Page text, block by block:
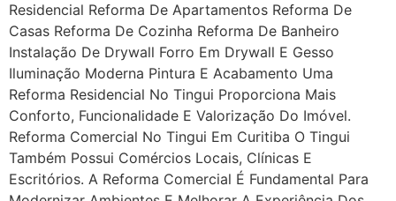
Residencial Reforma De Apartamentos Reforma De
Casas Reforma De Cozinha Reforma De Banheiro
Instalação De Drywall Forro Em Drywall E Gesso
Iluminação Moderna Pintura E Acabamento Uma
Reforma Residencial No Tingui Proporciona Mais
Conforto, Funcionalidade E Valorização Do Imóvel.
Reforma Comercial No Tingui Em Curitiba O Tingui
Também Possui Comércios Locais, Clínicas E
Escritórios. A Reforma Comercial É Fundamental Para